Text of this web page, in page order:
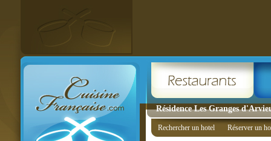
Résidence Les Granges
Rechercher un hotel Réserver un